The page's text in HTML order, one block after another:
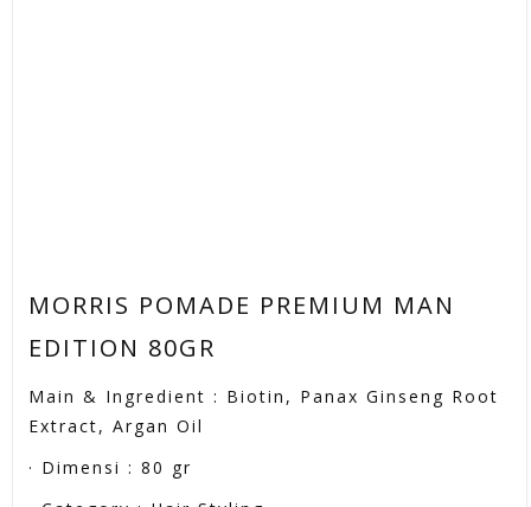
MORRIS POMADE PREMIUM MAN
EDITION 80GR
Main & Ingredient : Biotin, Panax Ginseng Root
Extract, Argan Oil
· Dimensi : 80 gr